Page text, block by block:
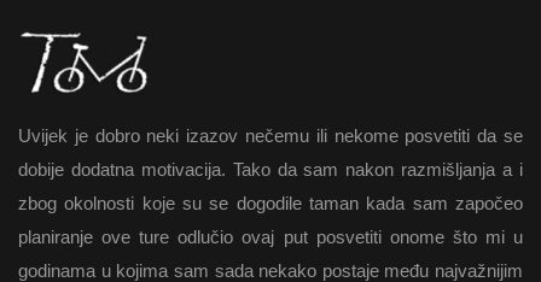
Uvijek je dobro neki izazov nečemu ili nekome posvetiti da se
dobije dodatna motivacija. Tako da sam nakon razmišljanja a i
zbog okolnosti koje su se dogodile taman kada sam započeo
planiranje ove ture odlučio ovaj put posvetiti onome što mi u
godinama u kojima sam sada nekako postaje među najvažnijim